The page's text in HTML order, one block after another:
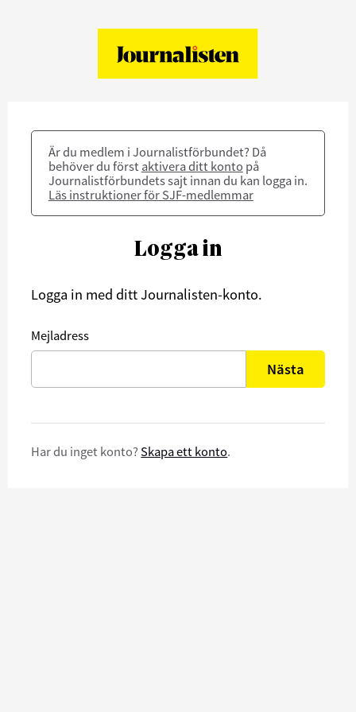
Är du medlem i Journalistförbundet? Då
behöver du först aktivera ditt konto på
Journalistförbundets sajt innan du kan logga in.
Läs instruktioner för SJF-medlemmar
Logga in
Logga in med ditt Journalisten-konto.
Mejladress
Nästa
Har du inget konto? Skapa ett konto.